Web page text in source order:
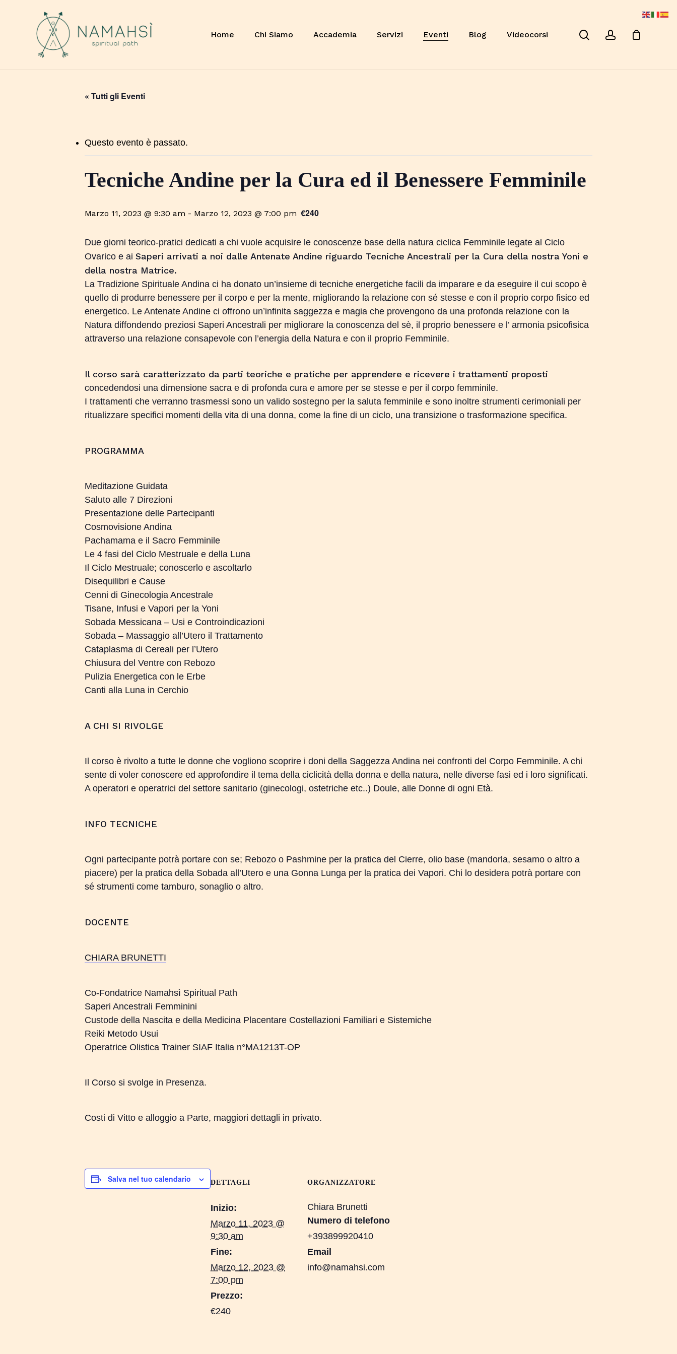
Home Chi Siamo Accademia Servizi Eventi Blog Videocorsi searchaccount
Go To Shop
« Tutti gli Eventi
Questo evento è passato.
Tecniche Andine per la Cura ed il Benessere Femminile
Marzo 11, 2023 @ 9:30 am - Marzo 12, 2023 @ 7:00 pm €240
Due giorni teorico-pratici dedicati a chi vuole acquisire le conoscenze base della natura ciclica Femminile legate al Ciclo
Ovarico e ai Saperi arrivati a noi dalle Antenate Andine riguardo Tecniche Ancestrali per la Cura della nostra Yoni e
della nostra Matrice.
La Tradizione Spirituale Andina ci ha donato un’insieme di tecniche energetiche facili da imparare e da eseguire il cui scopo è
quello di produrre benessere per il corpo e per la mente, migliorando la relazione con sé stesse e con il proprio corpo fisico ed
energetico. Le Antenate Andine ci offrono un’infinita saggezza e magia che provengono da una profonda relazione con la
Natura diffondendo preziosi Saperi Ancestrali per migliorare la conoscenza del sè, il proprio benessere e l’ armonia psicofisica
attraverso una relazione consapevole con l’energia della Natura e con il proprio Femminile.
Il corso sarà caratterizzato da parti teoriche e pratiche per apprendere e ricevere i trattamenti proposti
concedendosi una dimensione sacra e di profonda cura e amore per se stesse e per il corpo femminile.
I trattamenti che verranno trasmessi sono un valido sostegno per la saluta femminile e sono inoltre strumenti cerimoniali per
ritualizzare specifici momenti della vita di una donna, come la fine di un ciclo, una transizione o trasformazione specifica.
PROGRAMMA
Meditazione Guidata
Saluto alle 7 Direzioni
Presentazione delle Partecipanti
Cosmovisione Andina
Pachamama e il Sacro Femminile
Le 4 fasi del Ciclo Mestruale e della Luna
Il Ciclo Mestruale; conoscerlo e ascoltarlo
Disequilibri e Cause
Cenni di Ginecologia Ancestrale
Tisane, Infusi e Vapori per la Yoni
Sobada Messicana – Usi e Controindicazioni
Sobada – Massaggio all’Utero il Trattamento
Cataplasma di Cereali per l’Utero
Chiusura del Ventre con Rebozo
Pulizia Energetica con le Erbe
Canti alla Luna in Cerchio
A CHI SI RIVOLGE
Il corso è rivolto a tutte le donne che vogliono scoprire i doni della Saggezza Andina nei confronti del Corpo Femminile. A chi
sente di voler conoscere ed approfondire il tema della ciclicità della donna e della natura, nelle diverse fasi ed i loro significati.
A operatori e operatrici del settore sanitario (ginecologi, ostetriche etc..) Doule, alle Donne di ogni Età.
INFO TECNICHE
Ogni partecipante potrà portare con se; Rebozo o Pashmine per la pratica del Cierre, olio base (mandorla, sesamo o altro a
piacere) per la pratica della Sobada all’Utero e una Gonna Lunga per la pratica dei Vapori. Chi lo desidera potrà portare con
sé strumenti come tamburo, sonaglio o altro.
DOCENTE
CHIARA BRUNETTI
Co-Fondatrice Namahsì Spiritual Path
Saperi Ancestrali Femminini
Custode della Nascita e della Medicina Placentare Costellazioni Familiari e Sistemiche
Reiki Metodo Usui
Operatrice Olistica Trainer SIAF Italia n°MA1213T-OP
Il Corso si svolge in Presenza.
Costi di Vitto e alloggio a Parte, maggiori dettagli in privato.
Salva nel tuo calendario DETTAGLI
Inizio:
Marzo 11, 2023 @
9:30 am
Fine:
Marzo 12, 2023 @
7:00 pm
Prezzo:
€240
ORGANIZZATORE
Chiara Brunetti
Numero di telefono
+393899920410
Email
info@namahsi.com